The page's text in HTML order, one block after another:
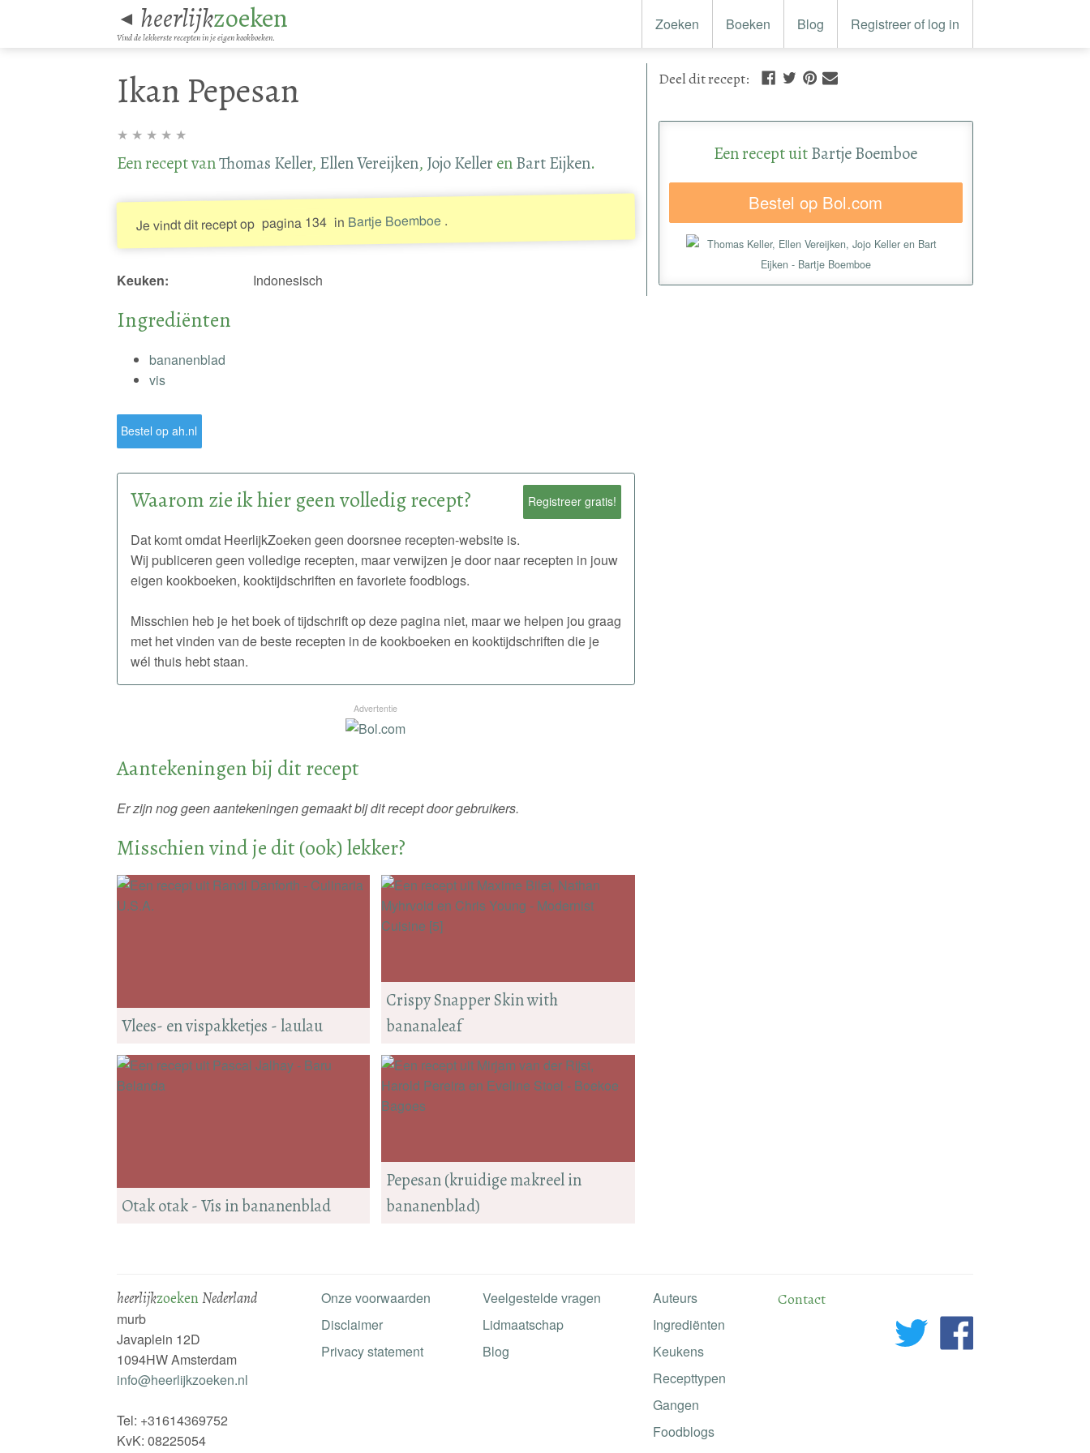
◄ heerlijkzoeken
Vind de lekkerste recepten in je eigen kookboeken.
Zoeken Boeken Blog Registreer of log in
Ikan Pepesan
★ ★ ★ ★ ★
Een recept vanThomas Keller, Ellen Vereijken, Jojo Keller enBart Eijken.
Je vindt dit recept op pagina 134 in Bartje Boemboe .
Keuken: Indonesisch
Ingrediënten
bananenblad
vis
Bestel op ah.nl
Registreer gratis!
Waarom zie ik hier geen volledig recept?
Dat komt omdat HeerlijkZoeken geen doorsnee recepten-website is.
Wij publiceren geen volledige recepten, maar verwijzen je door naar recepten in jouw
eigen kookboeken, kooktijdschriften en favoriete foodblogs.
Misschien heb je het boek of tijdschrift op deze pagina niet, maar we helpen jou graag
met het vinden van de beste recepten in de kookboeken en kooktijdschriften die je
wél thuis hebt staan.
Advertentie
Aantekeningen bij dit recept
Er zijn nog geen aantekeningen gemaakt bij dit recept door gebruikers.
Misschien vind je dit (ook) lekker?
Crispy Snapper Skin with
bananaleaf
Vlees- en vispakketjes - laulau
Pepesan (kruidige makreel in
bananenblad)
Otak otak - Vis in bananenblad
Deeldit recept:
Een recept uitBartje Boemboe
Bestel op Bol.com
heerlijkzoekenNederland
murb
Javaplein 12D
1094HW Amsterdam
info@heerlijkzoeken.nl
Tel: +31614369752
KvK: 08225054
Onze voorwaarden
Disclaimer
Privacy statement
Veelgestelde vragen
Lidmaatschap
Blog
Auteurs
Ingrediënten
Keukens
Recepttypen
Gangen
Foodblogs
Contact